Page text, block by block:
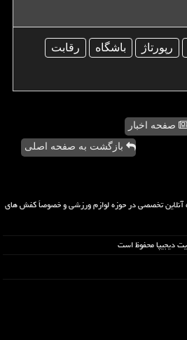
رپورتاژ باشگاه
رقابت
صفحه اخبار
بازگشت به صفحه اصلی
تخصصی در حوزه لوازم ورزشی و خصوصاً کفش های